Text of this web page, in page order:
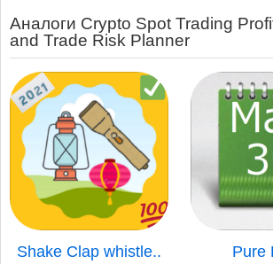
Аналоги Crypto Spot Trading
and Trade Risk Planner
Shake Clap whistle.. Pure